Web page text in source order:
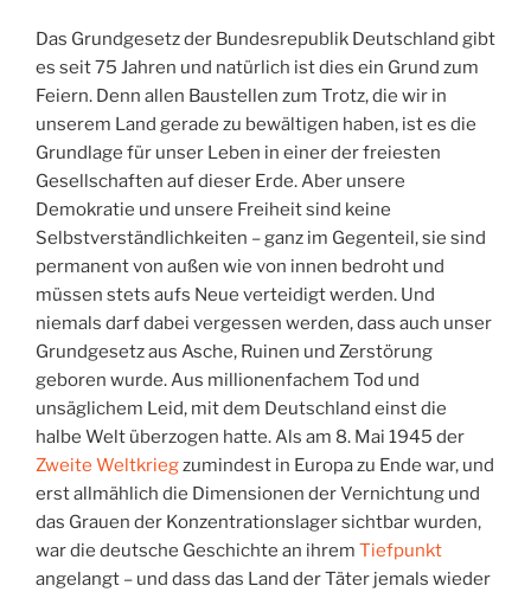
Das Grundgesetz der Bundesrepublik Deutschland gibt
es seit 75 Jahren und natürlich ist dies ein Grund zum
Feiern. Denn allen Baustellen zum Trotz, die wir in
unserem Land gerade zu bewältigen haben, ist es die
Grundlage für unser Leben in einer der freiesten
Gesellschaften auf dieser Erde. Aber unsere
Demokratie und unsere Freiheit sind keine
Selbstverständlichkeiten – ganz im Gegenteil, sie sind
permanent von außen wie von innen bedroht und
müssen stets aufs Neue verteidigt werden. Und
niemals darf dabei vergessen werden, dass auch unser
Grundgesetz aus Asche, Ruinen und Zerstörung
geboren wurde. Aus millionenfachem Tod und
unsäglichem Leid, mit dem Deutschland einst die
halbe Welt überzogen hatte. Als am 8. Mai 1945 der
Zweite Weltkriegzumindest in Europa zu Ende war, und
erst allmählich die Dimensionen der Vernichtung und
das Grauen der Konzentrationslager sichtbar wurden,
war die deutsche Geschichte an ihrem Tiefpunkt
angelangt – und dass das Land der Täter jemals wieder